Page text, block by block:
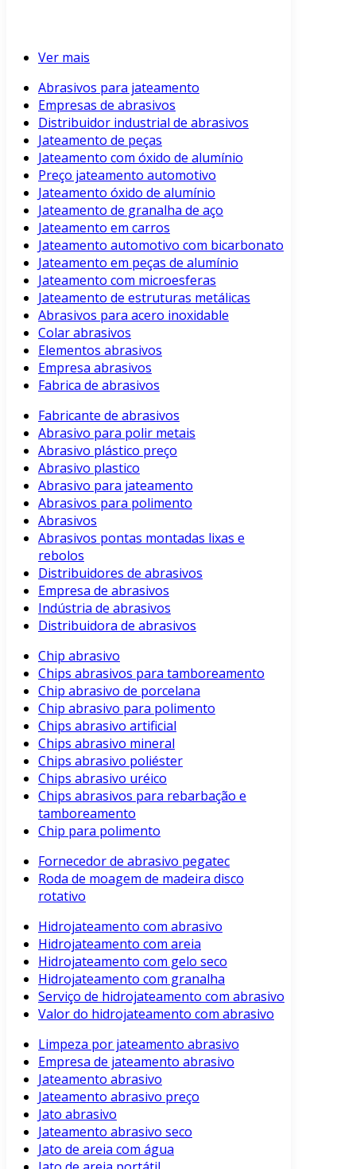
Ver mais
Abrasivos para jateamento
Empresas de abrasivos
Distribuidor industrial de abrasivos
Jateamento de peças
Jateamento com óxido de alumínio
Preço jateamento automotivo
Jateamento óxido de alumínio
Jateamento de granalha de aço
Jateamento em carros
Jateamento automotivo com bicarbonato
Jateamento em peças de alumínio
Jateamento com microesferas
Jateamento de estruturas metálicas
Abrasivos para acero inoxidable
Colar abrasivos
Elementos abrasivos
Empresa abrasivos
Fabrica de abrasivos
Fabricante de abrasivos
Abrasivo para polir metais
Abrasivo plástico preço
Abrasivo plastico
Abrasivo para jateamento
Abrasivos para polimento
Abrasivos
Abrasivos pontas montadas lixas e
rebolos
Distribuidores de abrasivos
Empresa de abrasivos
Indústria de abrasivos
Distribuidora de abrasivos
Chip abrasivo
Chips abrasivos para tamboreamento
Chip abrasivo de porcelana
Chip abrasivo para polimento
Chips abrasivo artificial
Chips abrasivo mineral
Chips abrasivo poliéster
Chips abrasivo uréico
Chips abrasivos para rebarbação e
tamboreamento
Chip para polimento
Fornecedor de abrasivo pegatec
Roda de moagem de madeira disco
rotativo
Hidrojateamento com abrasivo
Hidrojateamento com areia
Hidrojateamento com gelo seco
Hidrojateamento com granalha
Serviço de hidrojateamento com abrasivo
Valor do hidrojateamento com abrasivo
Limpeza por jateamento abrasivo
Empresa de jateamento abrasivo
Jateamento abrasivo
Jateamento abrasivo preço
Jato abrasivo
Jateamento abrasivo seco
Jato de areia com água